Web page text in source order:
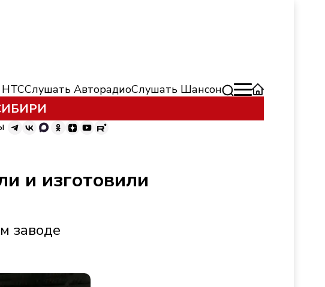
НТССлушать АвторадиоСлушать Шансон
и изготовили
заводе